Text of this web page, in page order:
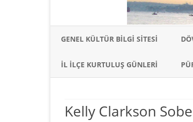
GENEL KÜLTÜR BILGI SITESI
İL İLÇE KURTULUŞ GÜNLERI
Kelly Clarkson